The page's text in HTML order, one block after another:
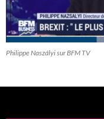
Philippe Naszályi sur BFM TV